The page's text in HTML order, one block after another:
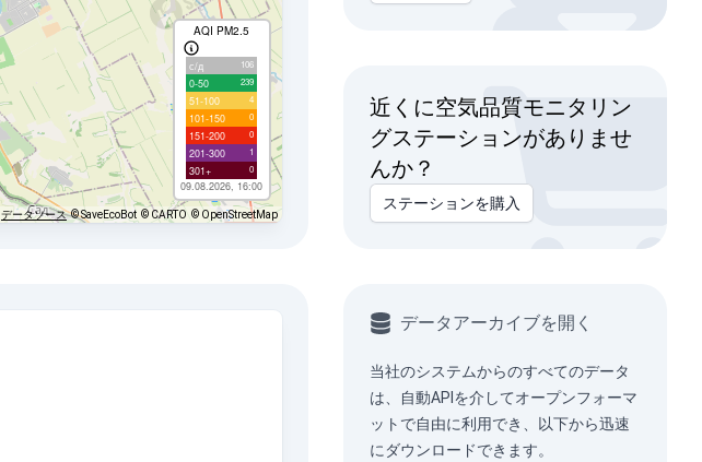
AQI PM2.5
с/д 106
0-50 239
51-100 4
101-150 0
151-200 0
201-300 1
301+ 0
09.08.2026, 16:00
データソース © SaveEcoBot © CARTO © OpenStreetMap
近くに空気品質モニタリン
グステーションがありませ
んか？
ステーションを購入
データアーカイブを開く
当社のシステムからのすべてのデータ
は、
自動API を介してオープンフォーマ
ットで自由に利用でき、以下から迅速
にダウンロードできます。